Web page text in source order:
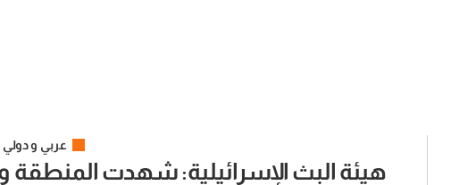
عربي و دولي
هيئة البث الإسرائيلية: شهدت المنطقة